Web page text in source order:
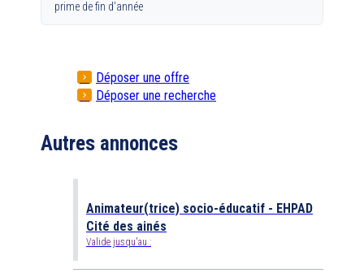
prime de fin d'année
Déposer une offre
Déposer une recherche
Autres annonces
Animateur(trice) socio-éducatif - EHPAD
Cité des ainés
Valide jusqu'au :